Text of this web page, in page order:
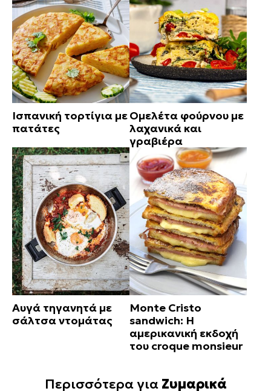
Ισπανική τορτίγια με
πατάτες
Ομελέτα φούρνου με
λαχανικά και
γραβιέρα
Αυγά τηγανητά με
σάλτσα ντομάτας
Monte Cristo
sandwich: Η
αμερικανική εκδοχή
του croque monsieur
Περισσότερα για Ζυμαρικά